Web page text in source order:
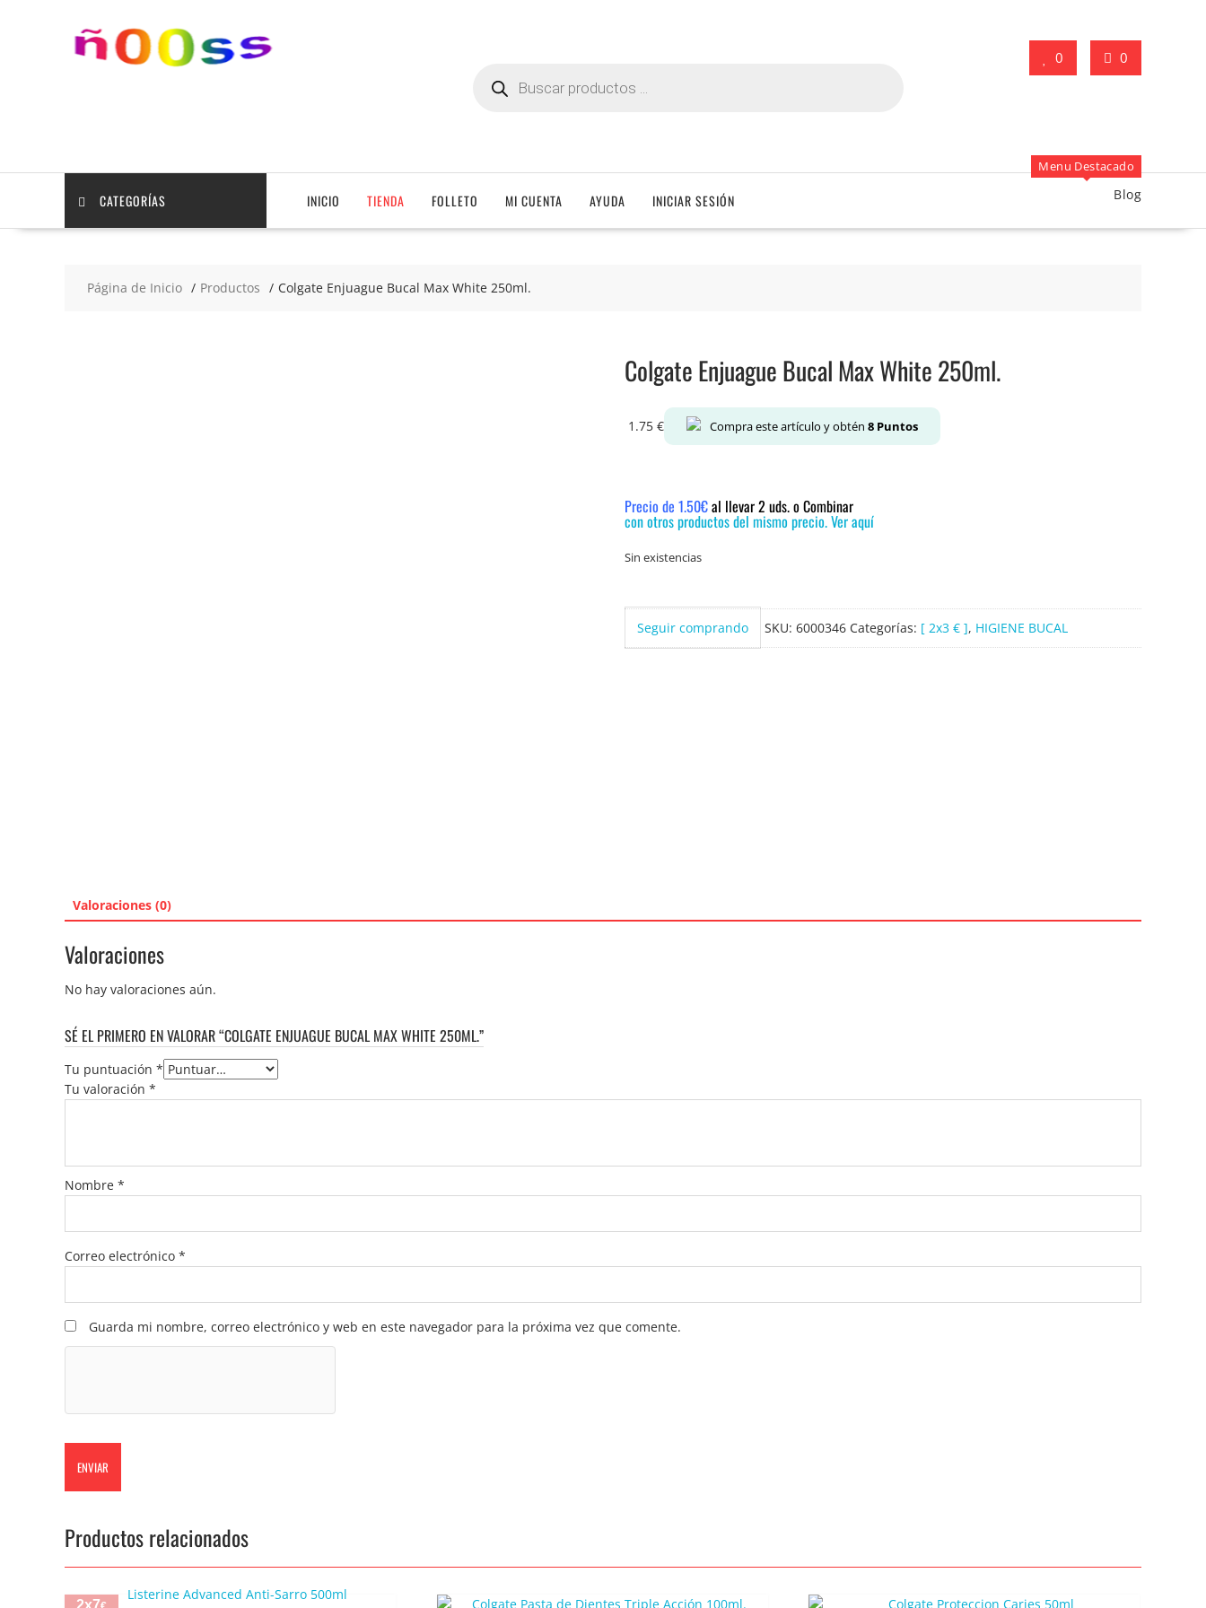
0 0
productos
CATEGORÍAS INICIO TIENDA FOLLETO MI CUENTA AYUDA INICIAR SESIÓN
Menu Destacado
Blog
Página de Inicio Productos Colgate Enjuague Bucal Max White 250ml.
Colgate Enjuague Bucal Max White 250ml.
1.75 € Compra este artículo y obtén 8 Puntos
Precio de 1.50€al llevar 2 uds. o Combinar
con otros productos del mismo precio. Ver aquí
Sin existencias
Seguir comprando SKU: 6000346 Categorías: [ 2x3 € ], HIGIENE BUCAL
Valoraciones (0)
Valoraciones
No hay valoraciones aún.
SÉ EL PRIMERO EN VALORAR “COLGATE ENJUAGUE BUCAL MAX WHITE 250ML.”
Tu puntuación *
Tu valoración *
Nombre *
Correo electrónico *
Guarda mi nombre, correo electrónico y web en este navegador para la próxima vez que comente.
Productos relacionados
2x7